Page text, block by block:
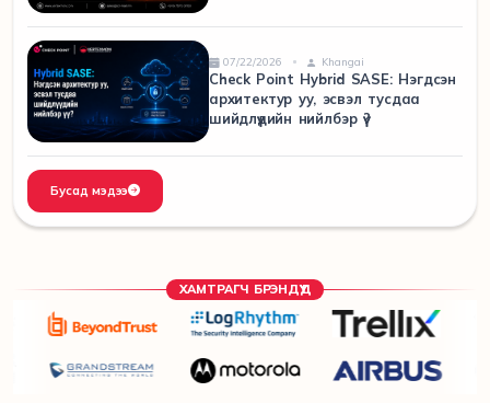
07/22/2026 Khangai
Check Point Hybrid SASE: Нэгдсэн
архитектур уу, эсвэл тусдаа
шийдлүүдийн нийлбэр үү?
Бусад мэдээ
ХАМТРАГЧ БРЭНДҮҮД